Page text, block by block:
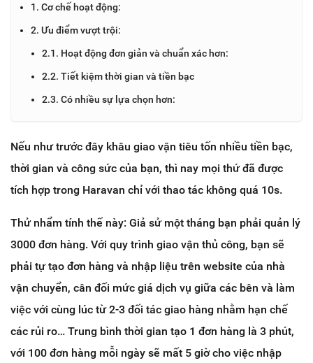
1. Cơ chế hoạt động:
2. Ưu điểm vượt trội:
2.1. Hoạt động đơn giản và chuẩn xác hơn:
2.2. Tiết kiệm thời gian và tiền bạc
2.3. Có nhiều sự lựa chọn hơn:
Nếu như trước đây khâu giao vận tiêu tốn nhiều tiền bạc,
thời gian và công sức của bạn, thì nay mọi thứ đã được
tích hợp trong Haravan chỉ với thao tác không quá 10s.
Thử nhẩm tính thế này: Giả sử một tháng bạn phải quản lý
3000 đơn hàng. Với quy trình giao vận thủ công, bạn sẽ
phải tự tạo đơn hàng và nhập liệu trên website của nhà
vận chuyển, cân đối mức giá dịch vụ giữa các bên và làm
việc với cùng lúc từ 2-3 đối tác giao hàng nhằm hạn chế
các rủi ro… Trung bình thời gian tạo 1 đơn hàng là 3 phút,
với 100 đơn hàng mỗi ngày sẽ mất 5 giờ cho việc nhập